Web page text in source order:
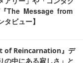
『The Message from
ビュー】
of Reincarnation』デ
の中にある寂しさ」と